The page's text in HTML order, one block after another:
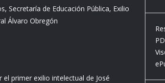
Secretaría de Educación Pública, Exilio
Álvaro Obregón
primer exilio intelectual de José